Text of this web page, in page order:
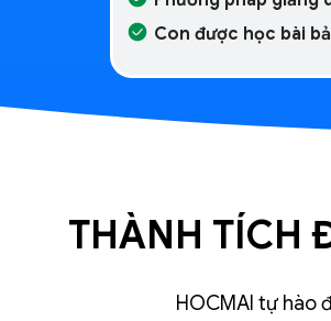
Con được học bài
THÀNH TÍCH
HOCMAI tự hào